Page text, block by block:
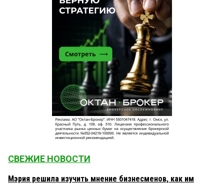
СВЕЖИЕ НОВОСТИ
Мэрия решила изучить мнение бизнесменов, как им